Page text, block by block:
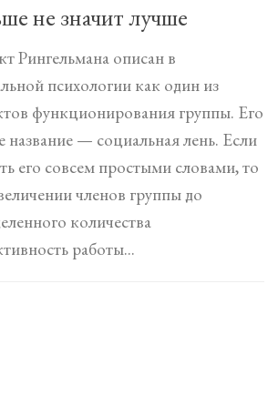
не значит лучше
Рингельмана описан в
психологии как один из
функционирования группы. Его
название — социальная лень. Если
его совсем простыми словами, то
членов группы до
количества
работы...